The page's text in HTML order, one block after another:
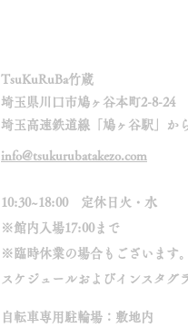
​TsuKuRuBa竹蔵
埼玉県川口市鳩ヶ谷本町2-8-24
埼玉高速鉄道線「鳩ヶ谷駅」か
info@tsukurubatakezo.com
10:30~18:00 定休日火・水
※館内入場17:00まで
※臨時休業の場合もございます。
スケジュールおよびインスタグ
自転車専用駐輪場：敷地内